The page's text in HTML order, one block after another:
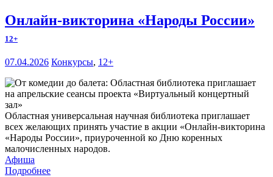
Онлайн-викторина «Народы России»
12+
07.04.2026 Конкурсы, 12+
Областная универсальная научная библиотека приглашает
всех желающих принять участие в акции «Онлайн-викторина
«Народы России», приуроченной ко Дню коренных
малочисленных народов.
Афиша
Подробнее